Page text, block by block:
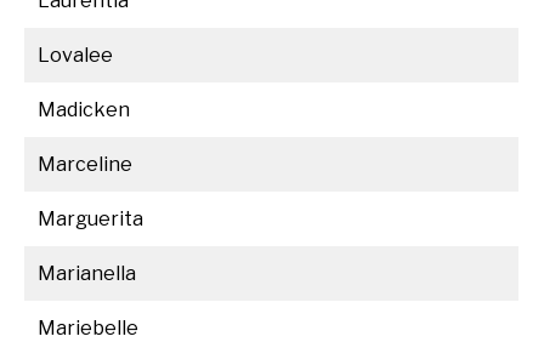
Lovalee
Madicken
Marceline
Marguerita
Marianella
Mariebelle